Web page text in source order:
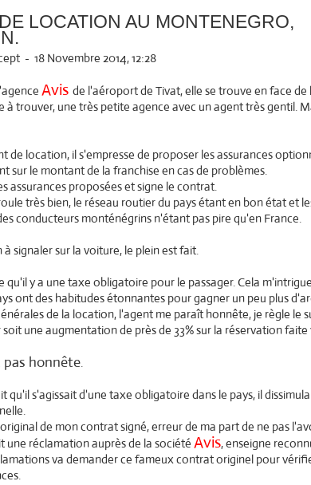
LOCATION AU MONTENEGRO,
- 18 Novembre 2014, 12:28
Avis de l'aéroport de Tivat, elle se trouve en face de
à trouver, une très petite agence avec un agent très gentil.
de location, il s'empresse de proposer les assurances
sur le montant de la franchise en cas de problèmes.
assurances proposées et signe le contrat.
très bien, le réseau routier du pays étant en bon état et
conducteurs monténégrins n'étant pas pire qu'en France.
signaler sur la voiture, le plein est fait.
qu'il y a une taxe obligatoire pour le passager. Cela
ont des habitudes étonnantes pour gagner un peu plus
de la location, l'agent me paraît honnête, je règle le
une augmentation de près de 33% sur la réservation
honnête.
qu'il s'agissait d'une taxe obligatoire dans le pays, il
de mon contrat signé, erreur de ma part de ne pas
une réclamation auprès de la société Avis, enseigne
va demander ce fameux contrat originel pour